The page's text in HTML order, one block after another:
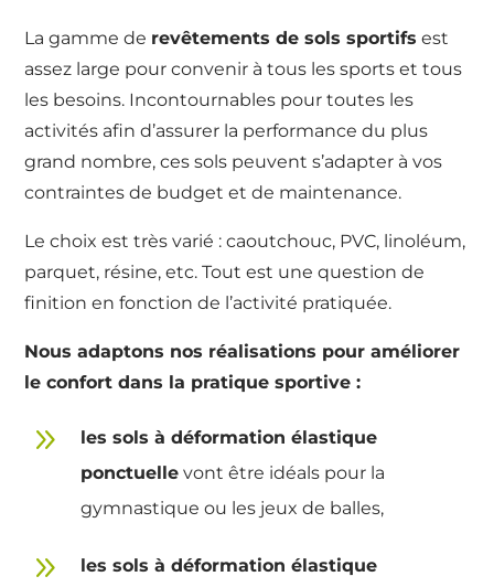
La gamme de revêtements de sols sportifs est
assez large pour convenir à tous les sports et tous
les besoins. Incontournables pour toutes les
activités afin d’assurer la performance du plus
grand nombre, ces sols peuvent s’adapter à vos
contraintes de budget et de maintenance.
Le choix est très varié : caoutchouc, PVC, linoléum,
parquet, résine, etc. Tout est une question de
finition en fonction de l’activité pratiquée.
Nous adaptons nos réalisations pour améliorer
le confort dans la pratique sportive :
9
les sols à déformation élastique
ponctuellevont être idéals pour la
gymnastique ou les jeux de balles,
9
les sols à déformation élastique